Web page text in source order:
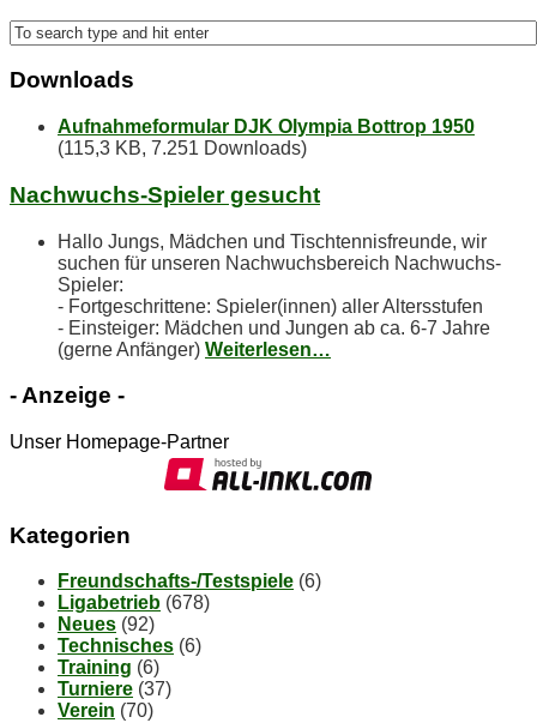
Down­loads
Aufnahmeformular DJK Olympia Bottrop 1950
(115,3 KB, 7.251 Downloads)
Nach­wuchs-Spie­ler gesucht
Hallo Jungs, Mädchen und Tischtennisfreunde, wir
suchen für unseren Nachwuchsbereich Nachwuchs-
Spieler:
- Fortgeschrittene: Spieler(innen) aller Altersstufen
- Einsteiger: Mädchen und Jungen ab ca. 6-7 Jahre
(gerne Anfänger) Weiterlesen…
- An­zei­ge -
Unser Homepage-Partner
Ka­te­go­rien
Freundschafts-/Testspiele (6)
Ligabetrieb (678)
Neues (92)
Technisches (6)
Training (6)
Turniere (37)
Verein (70)